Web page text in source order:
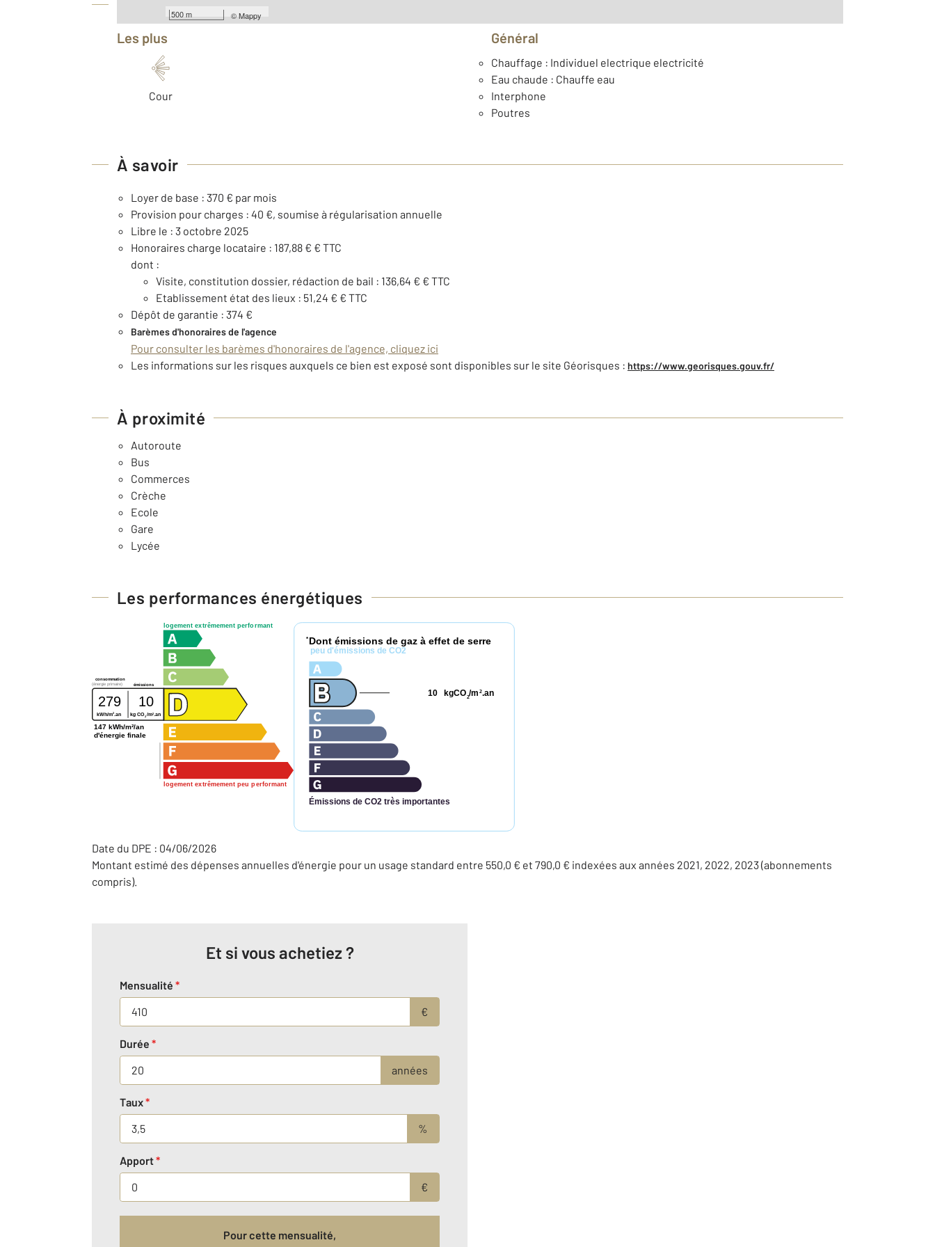
500 m ©Mappy
Les plus
Cour
Général
Chauffage : Individuel electrique electricité
Eau chaude : Chauffe eau
Interphone
Poutres
À savoir
Loyer de base : 370 € par mois
Provision pour charges : 40 €, soumise à régularisation annuelle
Libre le : 3 octobre 2025
Honoraires charge locataire : 187,88 € € TTC
dont :
Visite, constitution dossier, rédaction de bail : 136,64 € € TTC
Etablissement état des lieux : 51,24 € € TTC
Dépôt de garantie : 374 €
Barèmes d'honoraires de l'agence
Pour consulter les barèmes d'honoraires de l'agence, cliquez ici
Les informations sur les risques auxquels ce bien est exposé sont disponibles sur le site Géorisques : https://www.georisques.gouv.fr/
À proximité
Autoroute
Bus
Commerces
Crèche
Ecole
Gare
Lycée
Les performances énergétiques
logement extrêmement performant
logement extrêmement peu performant
consommation
émissions
(énergie primaire)
279 10
kWh/m2 .an kg CO2 /m2 .an
147 kWh/m²/an
d'énergie finale
* Dont émissions de gaz à effet de serre
peu d'émissions de CO2
Émissions de CO2 très importantes
kgCO2/m 2.an
10
Date du DPE : 04/06/2026
Montant estimé des dépenses annuelles d'énergie pour un usage standard entre 550,0 € et 790,0 € indexées aux années 2021, 2022, 2023 (abonnements
compris).
Et si vous achetiez ?
Mensualité *
€
Durée *
années
Taux*
%
Apport*
€
Pour cette mensualité,